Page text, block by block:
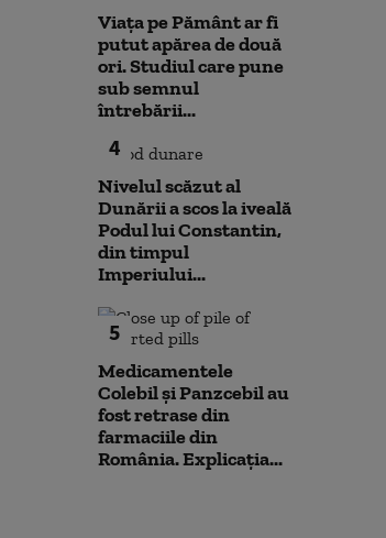
Viața pe Pământ ar fi
putut apărea de două
ori. Studiul care pune
sub semnul
întrebării...
4
Nivelul scăzut al
Dunării a scos la iveală
Podul lui Constantin,
din timpul
Imperiului...
5
Medicamentele
Colebil și Panzcebil au
fost retrase din
farmaciile din
România. Explicația...